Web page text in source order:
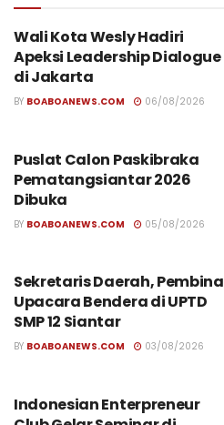
Wali Kota Wesly Hadiri
Apeksi Leadership Dialogue
di Jakarta
BY BOABOANEWS.COM 06/08/2026
Puslat Calon Paskibraka
Pematangsiantar 2026
Dibuka
BY BOABOANEWS.COM 05/08/2026
Sekretaris Daerah, Pembina
Upacara Bendera di UPTD
SMP 12 Siantar
BY BOABOANEWS.COM 03/08/2026
Indonesian Enterpreneur